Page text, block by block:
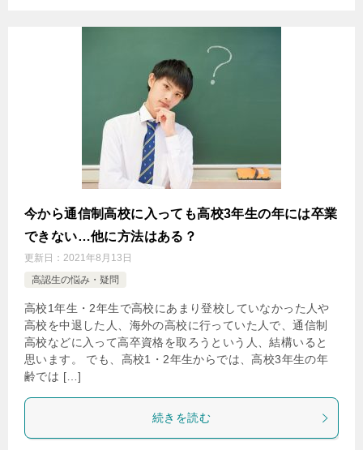
今から通信制高校に入っても高校3年生の年には卒業
できない…他に方法はある？
更新日： 2021年8月13日
高認生の悩み・疑問
高校1年生・2年生で高校にあまり登校していなかった人や
高校を中退した人、海外の高校に行っていた人で、通信制
高校などに入って高卒資格を取ろうという人、結構いると
思います。 でも、高校1・2年生からでは、高校3年生の年
齢では […]
続きを読む